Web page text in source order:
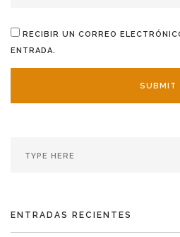
RECIBIR UN CORREO
ENTRADA.
ENTRADAS RECIENTES